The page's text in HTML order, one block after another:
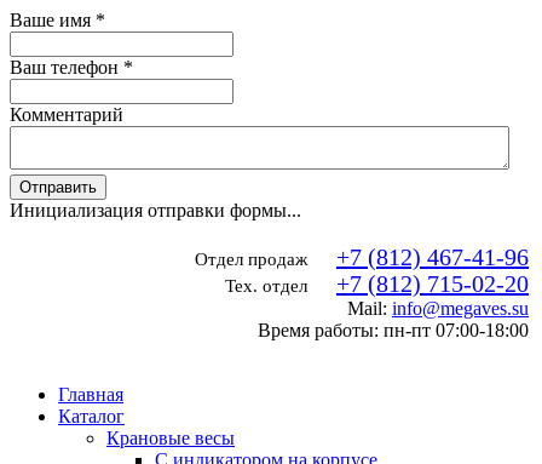
Ваше имя *
Ваш телефон *
Комментарий
Отправить
Инициализация отправки формы...
Отдел продаж +7 (812) 467-41-96
Тех. отдел +7 (812) 715-02-20
Mail: info@megaves.su
Время работы: пн-пт 07:00-18:00
Главная
Каталог
Крановые весы
С индикатором на корпусе